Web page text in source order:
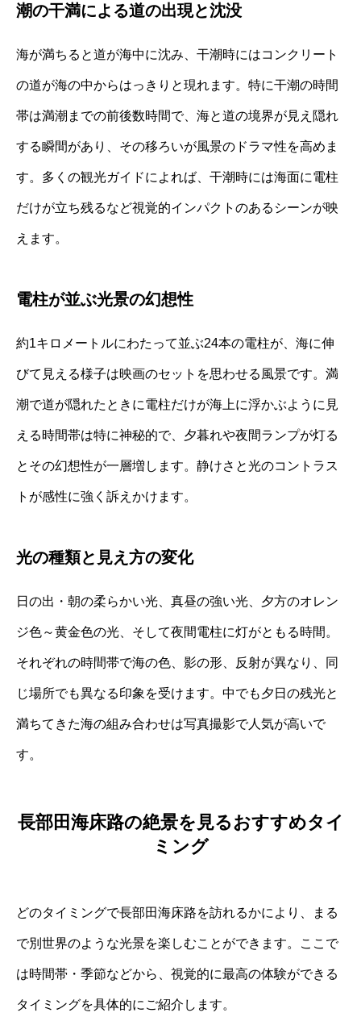
潮の干満による道の出現と沈没
海が満ちると道が海中に沈み、干潮時にはコンクリート
の道が海の中からはっきりと現れます。特に干潮の時間
帯は満潮までの前後数時間で、海と道の境界が見え隠れ
する瞬間があり、その移ろいが風景のドラマ性を高めま
す。多くの観光ガイドによれば、干潮時には海面に電柱
だけが立ち残るなど視覚的インパクトのあるシーンが映
えます。
電柱が並ぶ光景の幻想性
約1キロメートルにわたって並ぶ24本の電柱が、海に伸
びて見える様子は映画のセットを思わせる風景です。満
潮で道が隠れたときに電柱だけが海上に浮かぶように見
える時間帯は特に神秘的で、夕暮れや夜間ランプが灯る
とその幻想性が一層増します。静けさと光のコントラス
トが感性に強く訴えかけます。
光の種類と見え方の変化
日の出・朝の柔らかい光、真昼の強い光、夕方のオレン
ジ色～黄金色の光、そして夜間電柱に灯がともる時間。
それぞれの時間帯で海の色、影の形、反射が異なり、同
じ場所でも異なる印象を受けます。中でも夕日の残光と
満ちてきた海の組み合わせは写真撮影で人気が高いで
す。
長部田海床路の絶景を見るおすすめタイ
ミング
どのタイミングで長部田海床路を訪れるかにより、まる
で別世界のような光景を楽しむことができます。ここで
は時間帯・季節などから、視覚的に最高の体験ができる
タイミングを具体的にご紹介します。